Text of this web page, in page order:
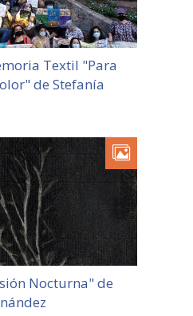
Textil "Para
de Stefanía
Nocturna" de